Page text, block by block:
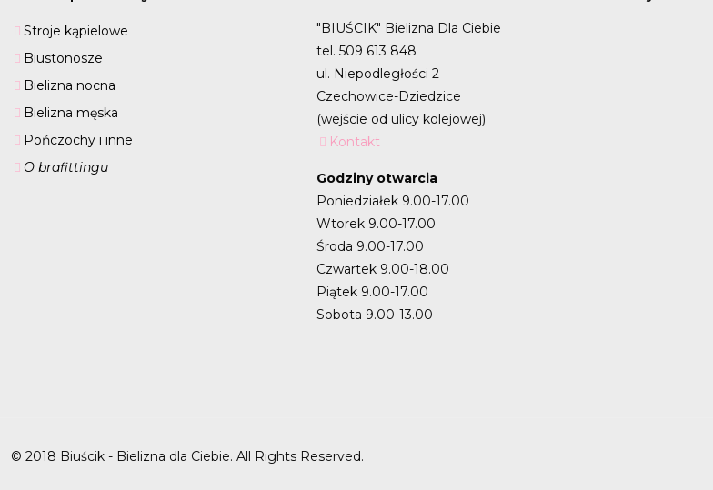
Stroje kąpielowe
Biustonosze
Bielizna nocna
Bielizna męska
Pończochy i inne
O brafittingu
"BIUŚCIK" Bielizna Dla Ciebie
tel. 509 613 848
ul. Niepodległości 2
Czechowice-Dziedzice
(wejście od ulicy kolejowej)
Kontakt
Godziny otwarcia
Poniedziałek 9.00-17.00
Wtorek 9.00-17.00
Środa 9.00-17.00
Czwartek 9.00-18.00
Piątek 9.00-17.00
Sobota 9.00-13.00
© 2018 Biuścik - Bielizna dla Ciebie. All Rights Reserved.